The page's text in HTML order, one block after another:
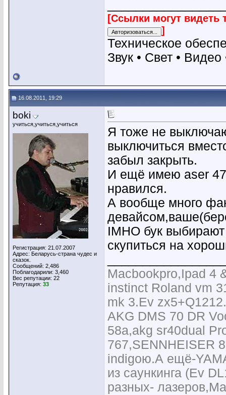
[Ссылки могут видеть
]
Техническое
Звук • Свет •
16.08.2011, 19:29
boki
учиться,учиться,учиться
Регистрация: 21.07.2007
Адрес: Беларусь-страна чудес и
сказок.
Сообщений: 2,486
Поблагодарили: 3,460
Вес репутации: 22
Репутация: 33
Я тоже не
выключиться
забыл закрыть.
И ещё имею aser
нравился.
А вообще много
IMHO бук
скупиться на
Macbookpro,Ipad 4
instinct Roland vm
mk 3.Ev zx5+Q1212.
AKG DMS 70 DR
58a,akg sr40dual
767,SENNHEISER
indigoю.А ещё-
из саункинга (Ev
разных-